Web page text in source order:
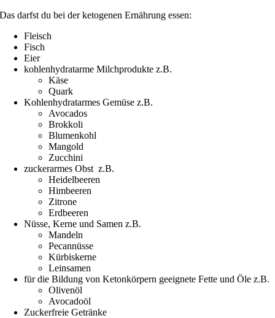
Das darfst du bei der ketogenen Ernährung essen:
Fleisch
Fisch
Eier
kohlenhydratarme Milchprodukte z.B.
Käse
Quark
Kohlenhydratarmes Gemüse z.B.
Avocados
Brokkoli
Blumenkohl
Mangold
Zucchini
zuckerarmes Obst z.B.
Heidelbeeren
Himbeeren
Zitrone
Erdbeeren
Nüsse, Kerne und Samen z.B.
Mandeln
Pecannüsse
Kürbiskerne
Leinsamen
für die Bildung von Ketonkörpern geeignete Fette und Öle z.B.
Olivenöl
Avocadoöl
Zuckerfreie Getränke